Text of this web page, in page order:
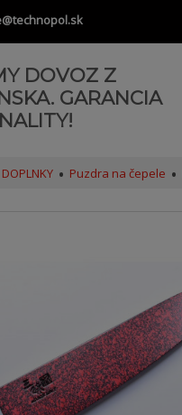
DOVOZ Z
GARANCIA
DOPLNKY Puzdra na čepele